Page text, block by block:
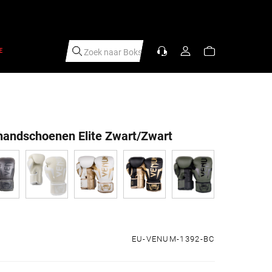
Zoek naar Boks|
Elite Zwart/Zwart
EU-VENUM-1392-BC